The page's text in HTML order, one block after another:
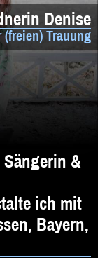
Trauung
Denise
&
ich mit
Bayern,